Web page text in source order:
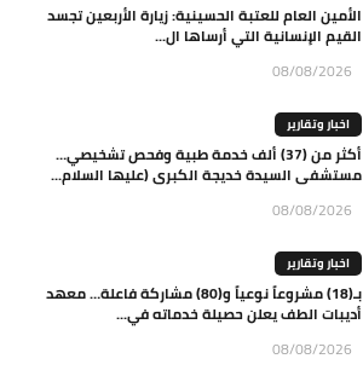
الأمين العام للعتبة الحسينية: زيارة الأربعين تجسد
القيم الإنسانية التي أرساها ال...
08/08/2026
اخبار وتقارير
أكثر من (37) ألف خدمة طبية وفحص تشخيصي…
مستشفى السيدة خديجة الكبرى (عليها السلام...
08/08/2026
اخبار وتقارير
بـ(18) مشروعاً نوعياً و(80) مشاركة فاعلة… معهد
أديبات الطف يعلن حصيلة خدماته في...
08/08/2026